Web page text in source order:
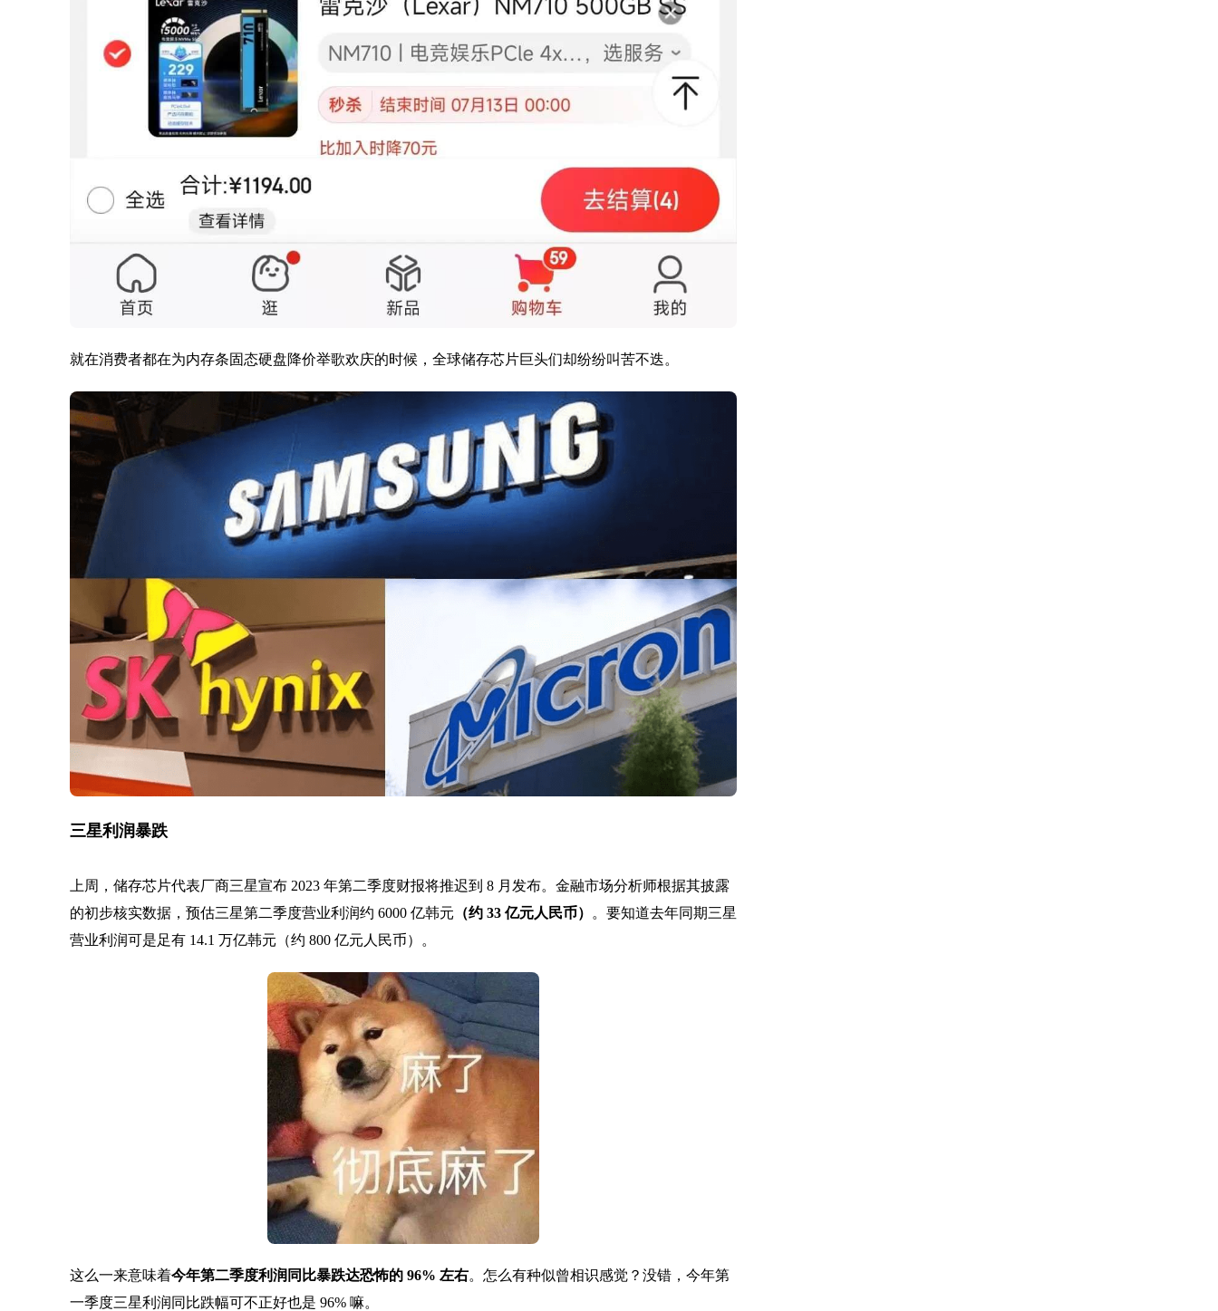
就在消费者都在为内存条固态硬盘降价举歌欢庆的时候，全球储存芯片巨头们却纷纷叫苦不迭。
三星利润暴跌
上周，储存芯片代表厂商三星宣布 2023 年第二季度财报将推迟到 8 月发布。金融市场分析师根据其披露
的初步核实数据，预估三星第二季度营业利润约 6000 亿韩元 （约 33 亿元人民币）
。要知道去年同期三星
营业利润可是足有 14.1 万亿韩元（约 800 亿元人民币）。
这么一来意味着今年第二季度利润同比暴跌达恐怖的 96% 左右。怎么有种似曾相识感觉？没错，今年第
一季度三星利润同比跌幅可不正好也是 96% 嘛。